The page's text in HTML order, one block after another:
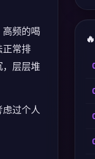
高频的喝
正常排
，层层堆
过个人